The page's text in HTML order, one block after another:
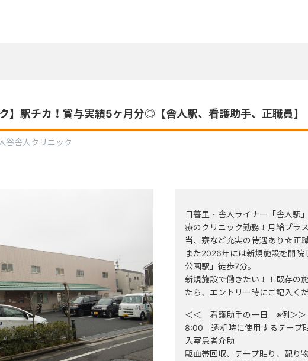
ク】駅チカ！賞与実績5ヶ月分◎【舎人駅、看護助手、正職員
谷舎人クリニック
日暮里・舎人ライナー「舎人駅
療のクリニック勤務！月給プラ
当、寮など充実の待遇あり☆正
また2026年には新規施設を開
公園駅」徒歩7分。
新規施設で働きたい！！既存の
たら、エントリー時にご記入
＜＜ 看護助手の一日 ※例＞＞
8:00 透析時に使用するテープ
入室患者介助
駆血帯回収、テープ貼り、配り